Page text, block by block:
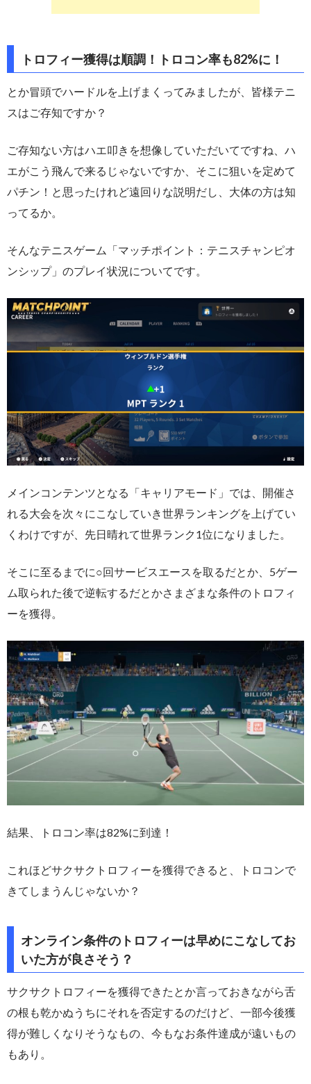
トロフィー獲得は順調！トロコン率も82%に！
とか冒頭でハードルを上げまくってみましたが、皆様テニ
スはご存知ですか？
ご存知ない方はハエ叩きを想像していただいてですね、ハ
エがこう飛んで来るじゃないですか、そこに狙いを定めて
パチン！と思ったけれど遠回りな説明だし、大体の方は知
ってるか。
そんなテニスゲーム「マッチポイント：テニスチャンピオ
ンシップ」のプレイ状況についてです。
メインコンテンツとなる「キャリアモード」では、開催さ
れる大会を次々にこなしていき世界ランキングを上げてい
くわけですが、先日晴れて世界ランク1位になりました。
そこに至るまでに○回サービスエースを取るだとか、5ゲー
ム取られた後で逆転するだとかさまざまな条件のトロフィ
ーを獲得。
結果、トロコン率は82%に到達！
これほどサクサクトロフィーを獲得できると、トロコンで
きてしまうんじゃないか？
オンライン条件のトロフィーは早めにこなしてお
いた方が良さそう？
サクサクトロフィーを獲得できたとか言っておきながら舌
の根も乾かぬうちにそれを否定するのだけど、一部今後獲
得が難しくなりそうなもの、今もなお条件達成が遠いもの
もあり。